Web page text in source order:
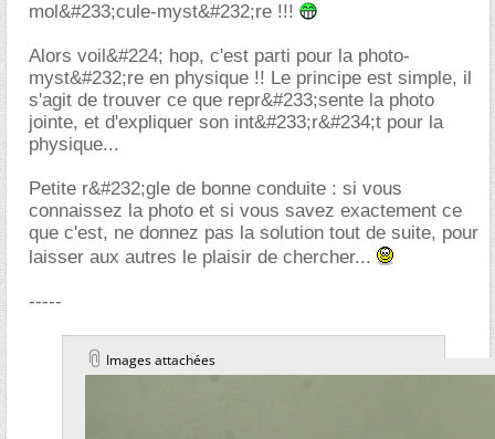
mol&#233;cule-myst&#232;re !!!
Alors voil&#224; hop, c'est parti pour la photo-
myst&#232;re en physique !! Le principe est simple, il
s'agit de trouver ce que repr&#233;sente la photo
jointe, et d'expliquer son int&#233;r&#234;t pour la
physique...
Petite r&#232;gle de bonne conduite : si vous
connaissez la photo et si vous savez exactement ce
que c'est, ne donnez pas la solution tout de suite, pour
laisser aux autres le plaisir de chercher...
-----
Images attachées